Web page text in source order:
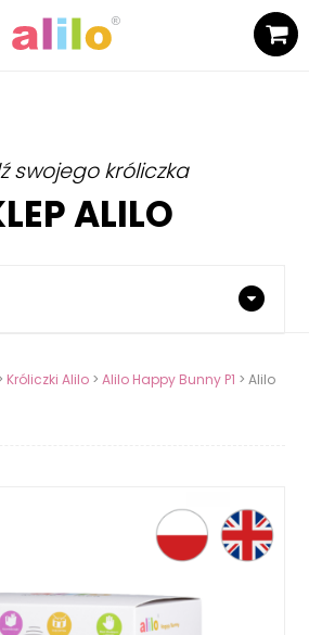
swojego króliczka
ALILO
Króliczki Alilo > Alilo Happy Bunny P1 > Alilo